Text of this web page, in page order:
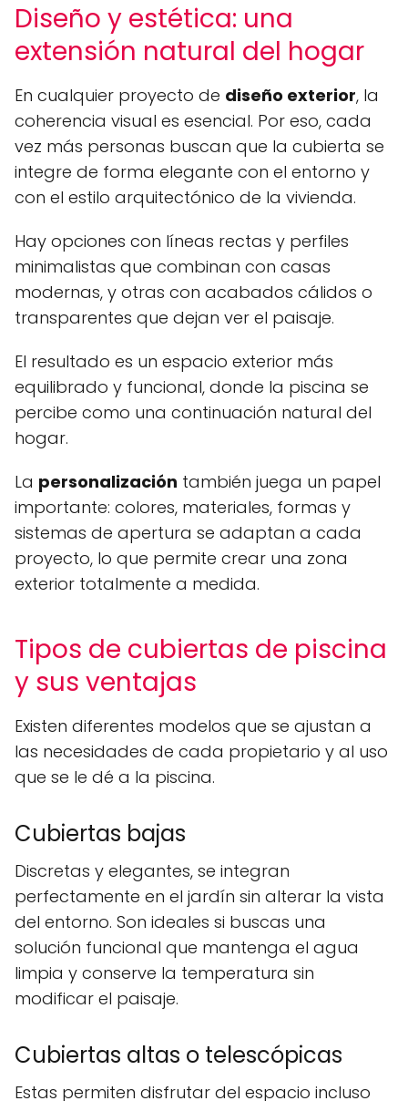
Diseño y estética: una
extensión natural del hogar
En cualquier proyecto de diseño exterior, la
coherencia visual es esencial. Por eso, cada
vez más personas buscan que la cubierta se
integre de forma elegante con el entorno y
con el estilo arquitectónico de la vivienda.
Hay opciones con líneas rectas y perfiles
minimalistas que combinan con casas
modernas, y otras con acabados cálidos o
transparentes que dejan ver el paisaje.
El resultado es un espacio exterior más
equilibrado y funcional, donde la piscina se
percibe como una continuación natural del
hogar.
La personalización también juega un papel
importante: colores, materiales, formas y
sistemas de apertura se adaptan a cada
proyecto, lo que permite crear una zona
exterior totalmente a medida.
Tipos de cubiertas de piscina
y sus ventajas
Existen diferentes modelos que se ajustan a
las necesidades de cada propietario y al uso
que se le dé a la piscina.
Cubiertas bajas
Discretas y elegantes, se integran
perfectamente en el jardín sin alterar la vista
del entorno. Son ideales si buscas una
solución funcional que mantenga el agua
limpia y conserve la temperatura sin
modificar el paisaje.
Cubiertas altas o telescópicas
Estas permiten disfrutar del espacio incluso